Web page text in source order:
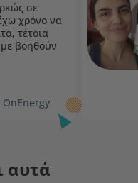
σε
χρόνο να
τέτοια
βοηθούν
OnEnergy
αυτά